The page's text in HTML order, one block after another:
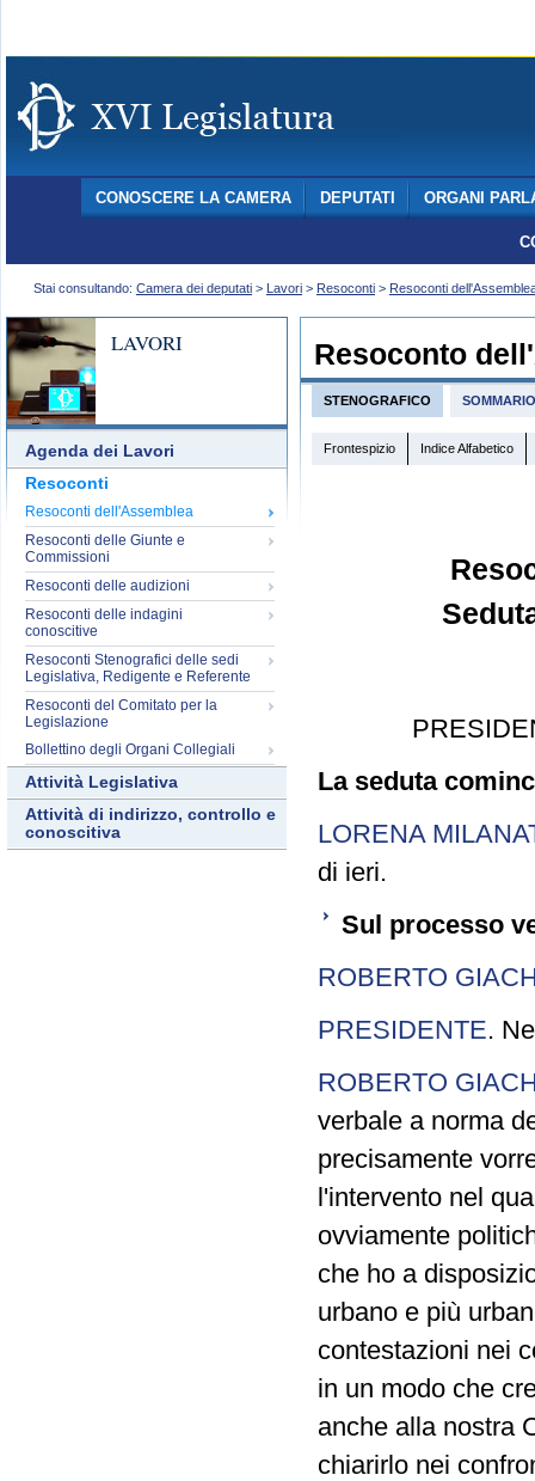
CONOSCERE LA CAMERA DEPUTATI ORGANI
Stai consultando: Camera dei deputati > Lavori > Resoconti > Resoconti
LAVORI
Agenda dei Lavori
Resoconti
Resoconti dell'Assemblea
Resoconti delle Giunte e
Commissioni
Resoconti delle audizioni
Resoconti delle indagini
conoscitive
Resoconti Stenografici delle sedi
Legislativa, Redigente e Referente
Resoconti del Comitato per la
Legislazione
Bollettino degli Organi Collegiali
Attività Legislativa
Attività di indirizzo, controllo e
conoscitiva
Resoconto
STENOGRAFICO SOMMARIO
Frontespizio Indice Alfabetico
La seduta
LORENA
di ieri.
Sul processo
ROBERTO
PRESIDENTE.
ROBERTO
verbale a norma
precisamente
l'intervento nel
ovviamente
che ho a
urbano e più
contestazioni nei
in un modo che
anche alla nostra
chiarirlo nei